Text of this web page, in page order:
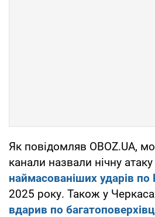
Як повідомляв OBOZ.UA,
канали назвали нічну атаку
наймасованіших ударів по
2025 року. Також у
вдарив по